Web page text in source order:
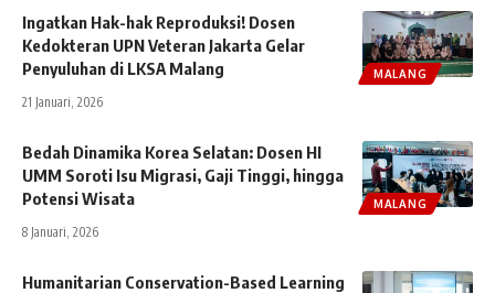
MALANG
Ingatkan Hak-hak Reproduksi! Dosen
Kedokteran UPN Veteran Jakarta Gelar
Penyuluhan di LKSA Malang
21 Januari, 2026
MALANG
Bedah Dinamika Korea Selatan: Dosen HI
UMM Soroti Isu Migrasi, Gaji Tinggi, hingga
Potensi Wisata
8 Januari, 2026
Humanitarian Conservation-Based Learning